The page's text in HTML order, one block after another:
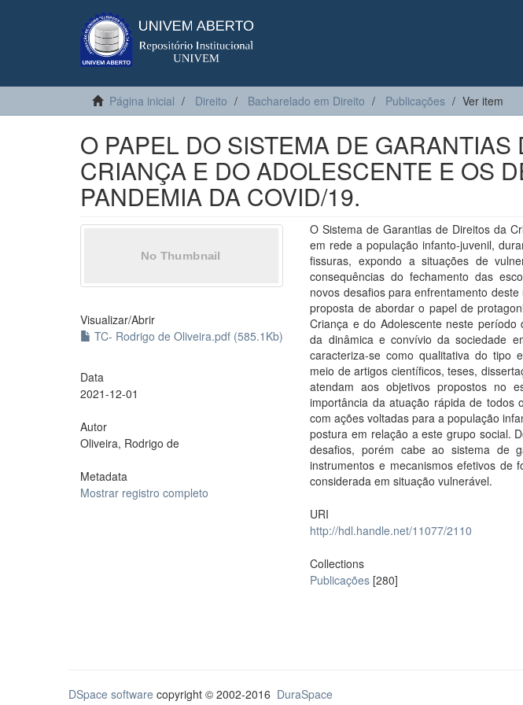
Página inicial Direito Bacharelado em Direito Publicações Ver item
O PAPEL DO SISTEMA DE GARANTIAS
CRIANÇA E DO ADOLESCENTE E OS
PANDEMIA DA COVID/19.
Visualizar/Abrir
TC- Rodrigo de Oliveira.pdf (585.1Kb)
Data
2021-12-01
Autor
Oliveira, Rodrigo de
Metadata
Mostrar registro completo
O Sistema de Garantias de Direitos da
em rede a população infanto-juvenil,
fissuras, expondo a situações de
consequências do fechamento das
novos desafios para enfrentamento
proposta de abordar o papel de
Criança e do Adolescente neste
da dinâmica e convívio da sociedade
caracteriza-se como qualitativa do tipo
meio de artigos científicos, teses,
atendam aos objetivos propostos no
importância da atuação rápida de todos
com ações voltadas para a população
postura em relação a este grupo social.
desafios, porém cabe ao sistema de
instrumentos e mecanismos efetivos de
considerada em situação vulnerável.
URI
http://hdl.handle.net/11077/2110
Collections
Publicações [280]
DSpace software copyright © 2002-2016 DuraSpace